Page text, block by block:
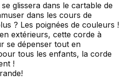
glissera dans le cartable de
dans les cours de
? Les poignées de couleurs !
extérieurs, cette corde à
se dépenser tout en
tous les enfants, la corde
!